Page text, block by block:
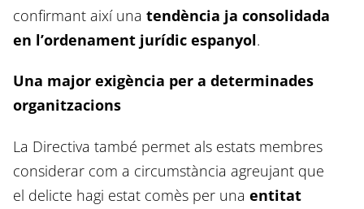
confirmant així una tendència ja consolidada
en l’ordenament jurídic espanyol.
Una major exigència per a determinades
organitzacions
La Directiva també permet als estats membres
considerar com a circumstància agreujant que
el delicte hagi estat comès per una entitat